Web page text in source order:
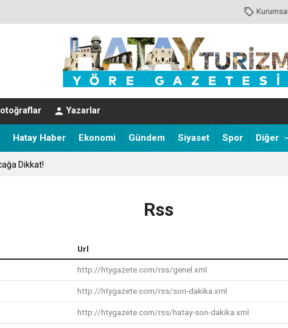
Kurumsal
Yazarlar
Hatay Haber Ekonomi Gündem Siyaset Spor Diğer
Dikkat!
Rss
Url
http://htygazete.com/rss/genel.xml
http://htygazete.com/rss/son-dakika.xml
http://htygazete.com/rss/hatay-son-dakika.xml